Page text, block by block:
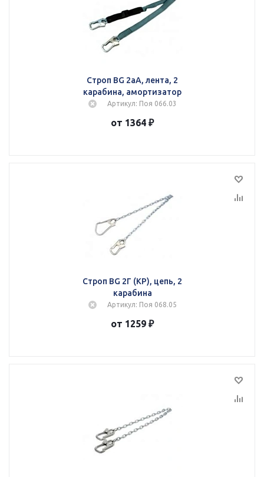
Строп BG 2аА, лента, 2
карабина, амортизатор
Артикул: Поя 066.03
от 1364 ₽
Строп BG 2Г (КР), цепь, 2
карабина
Артикул: Поя 068.05
от 1259 ₽